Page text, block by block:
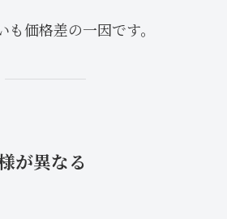
価格差の一因です。
が異なる